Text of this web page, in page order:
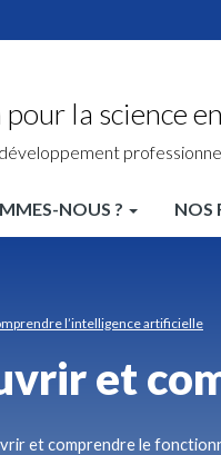
la science
NOUS ? NOS
l’intelligence artificielle
et
et comprendre le